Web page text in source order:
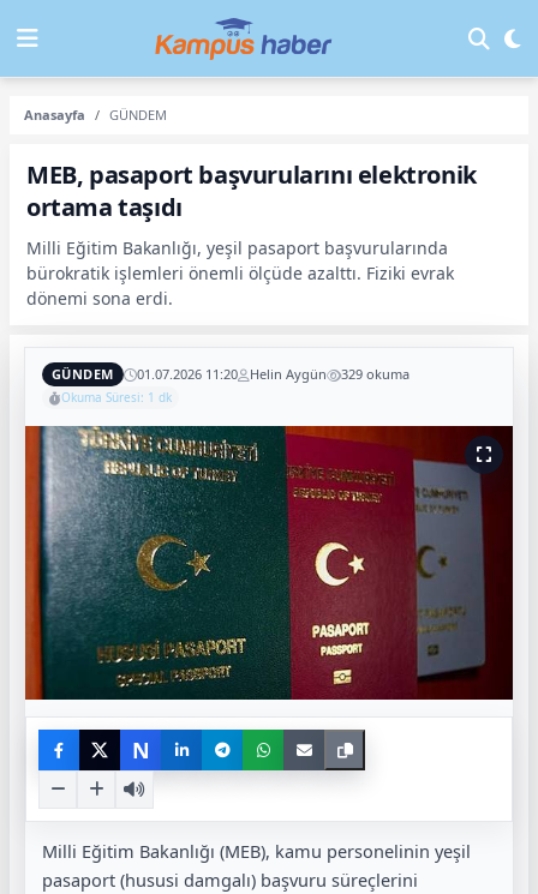
Anasayfa GÜNDEM
MEB, pasaport başvurularını elektronik
ortama taşıdı
Milli Eğitim Bakanlığı, yeşil pasaport başvurularında
bürokratik işlemleri önemli ölçüde azalttı. Fiziki evrak
dönemi sona erdi.
GÜNDEM 01.07.2026 11:20 Helin Aygün 329 okuma
Okuma Süresi: 1 dk
N
Milli Eğitim Bakanlığı (MEB), kamu personelinin yeşil
pasaport (hususi damgalı) başvuru süreçlerini